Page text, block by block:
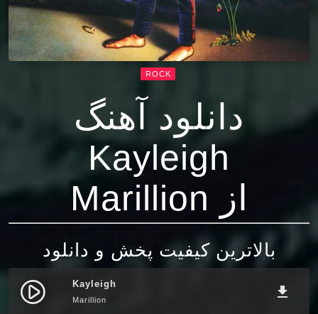
ROCK
دانلود آهنگ
Kayleigh
از Marillion
بالاترین کیفیت پخش و دانلود
play_circle_filled Kayleigh
Marillion file_download